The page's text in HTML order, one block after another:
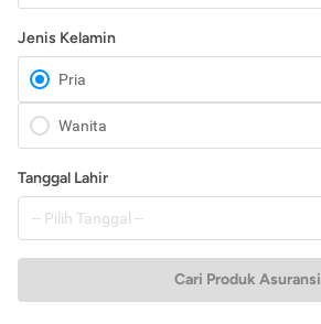
Jenis Kelamin
Pria
Wanita
Tanggal Lahir
Cari Produk Asuransi